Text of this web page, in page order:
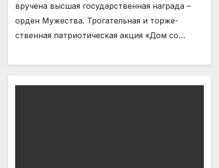
вручена высшая го­сударственная награда –
орден Мужества. Трогательная и торже­
ственная патриотическая акция «Дом со…